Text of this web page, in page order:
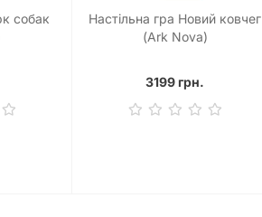
собак
Настільна гра Новий ковчег
(Ark Nova)
3199 грн.